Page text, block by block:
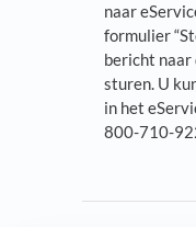
naar
formulier
bericht
sturen. U
in het
800-710-